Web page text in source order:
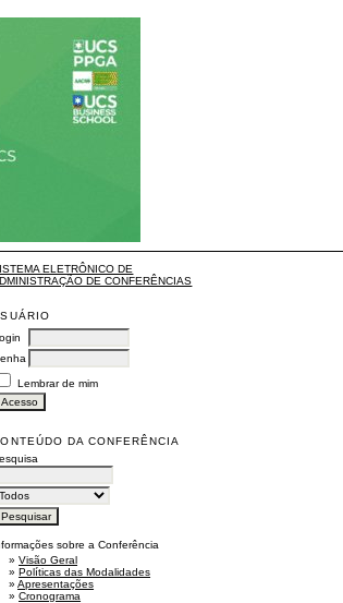
ELETRÔNICO DE
DE CONFERÊNCIAS
Lembrar de mim
DA CONFERÊNCIA
sobre a Conferência
»Visão Geral
»Políticas das Modalidades
»Apresentações
»Cronograma